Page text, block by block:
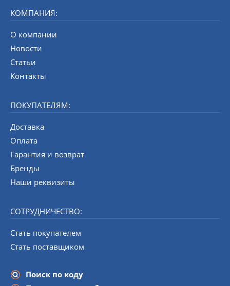
СОТРУДНИЧЕСТВО:
Стать покупателем
Стать поставщиком
Поиск по коду
КОМПАНИЯ:
О компании
Новости
Статьи
Контакты
ПОКУПАТЕЛЯМ:
Доставка
Оплата
Гарантия и возврат
Бренды
Наши реквизиты